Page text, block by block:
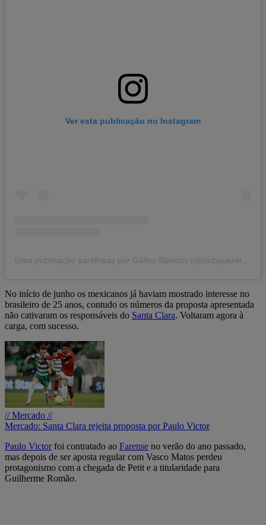
Ver esta publicação no Instagram
No início de junho os mexicanos já haviam mostrado interesse no
brasileiro de 25 anos, contudo os números da proposta apresentada
não cativaram os responsáveis do Santa Clara. Voltaram agora à
carga, com sucesso.
// Mercado //
Mercado: Santa Clara rejeita proposta por Paulo Victor
Paulo Victorfoi contratado ao Farense no verão do ano passado,
mas depois de ser aposta regular com Vasco Matos perdeu
protagonismo com a chegada de Petit e a titularidade para
Guilherme Romão.